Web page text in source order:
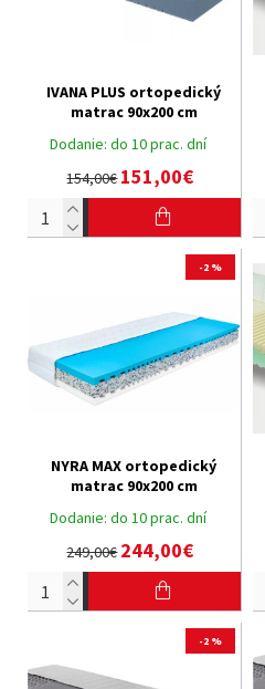
Dodanie: do 10 prac. dní
IVANA PLUS ortopedický
matrac 90x200 cm
154,00€151,00€
-2 %
Dodanie: do 10 prac. dní
NYRA MAX ortopedický
matrac 90x200 cm
249,00€244,00€
-2 %